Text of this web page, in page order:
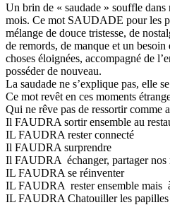
Un brin de « saudade » souffle dans
mois. Ce mot SAUDADE pour les
mélange de douce tristesse, de
de remords, de manque et un
choses éloignées, accompagné de
posséder de nouveau.
La saudade ne s’explique pas, elle
Ce mot revêt en ces moments
Qui ne rêve pas de ressortir comme
Il FAUDRA sortir ensemble au
IL FAUDRA rester connecté
Il FAUDRA surprendre
Il FAUDRA échanger, partager nos
IL FAUDRA se réinventer
IL FAUDRA rester ensemble mais
IL FAUDRA Chatouiller les papilles